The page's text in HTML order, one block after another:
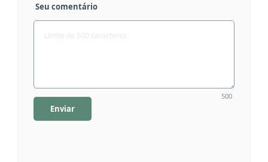
Seu comentário
500
Enviar